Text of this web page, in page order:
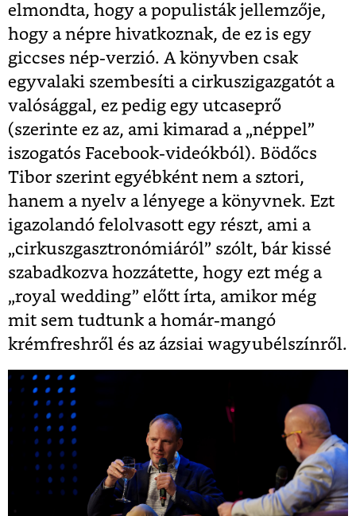
elmondta, hogy a populisták jellemzője,
hogy a népre hivatkoznak, de ez is egy
giccses nép-verzió. A könyvben csak
egyvalaki szembesíti a cirkuszigazgatót a
valósággal, ez pedig egy utcaseprő
(szerinte ez az, ami kimarad a „néppel”
iszogatós Facebook-videókból). Bödőcs
Tibor szerint egyébként nem a sztori,
hanem a nyelv a lényege a könyvnek. Ezt
igazolandó felolvasott egy részt, ami a
„cirkuszgasztronómiáról” szólt, bár kissé
szabadkozva hozzátette, hogy ezt még a
„royal wedding” előtt írta, amikor még
mit sem tudtunk a homár-mangó
krémfreshről és az ázsiai wagyubélszínről.